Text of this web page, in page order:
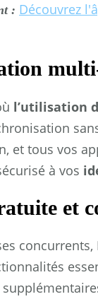
: Découvrez
l’utilisation
et tous vos
à vos
et